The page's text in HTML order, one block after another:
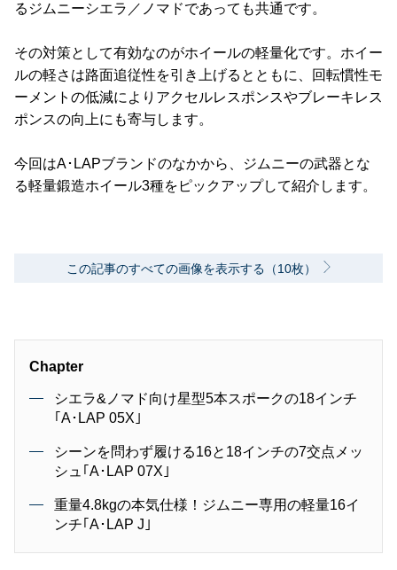
るジムニーシエラ／ノマドであっても共通です。
その対策として有効なのがホイールの軽量化です。ホイー
ルの軽さは路面追従性を引き上げるとともに、回転慣性モ
ーメントの低減によりアクセルレスポンスやブレーキレス
ポンスの向上にも寄与します。
今回はA･LAPブランドのなかから、ジムニーの武器とな
る軽量鍛造ホイール3種をピックアップして紹介します。
この記事のすべての画像を表示する（10枚）
Chapter
シエラ&ノマド向け星型5本スポークの18インチ
｢A･LAP 05X｣
シーンを問わず履ける16と18インチの7交点メッ
シュ｢A･LAP 07X｣
重量4.8kgの本気仕様！ジムニー専用の軽量16イ
ンチ｢A･LAP J｣